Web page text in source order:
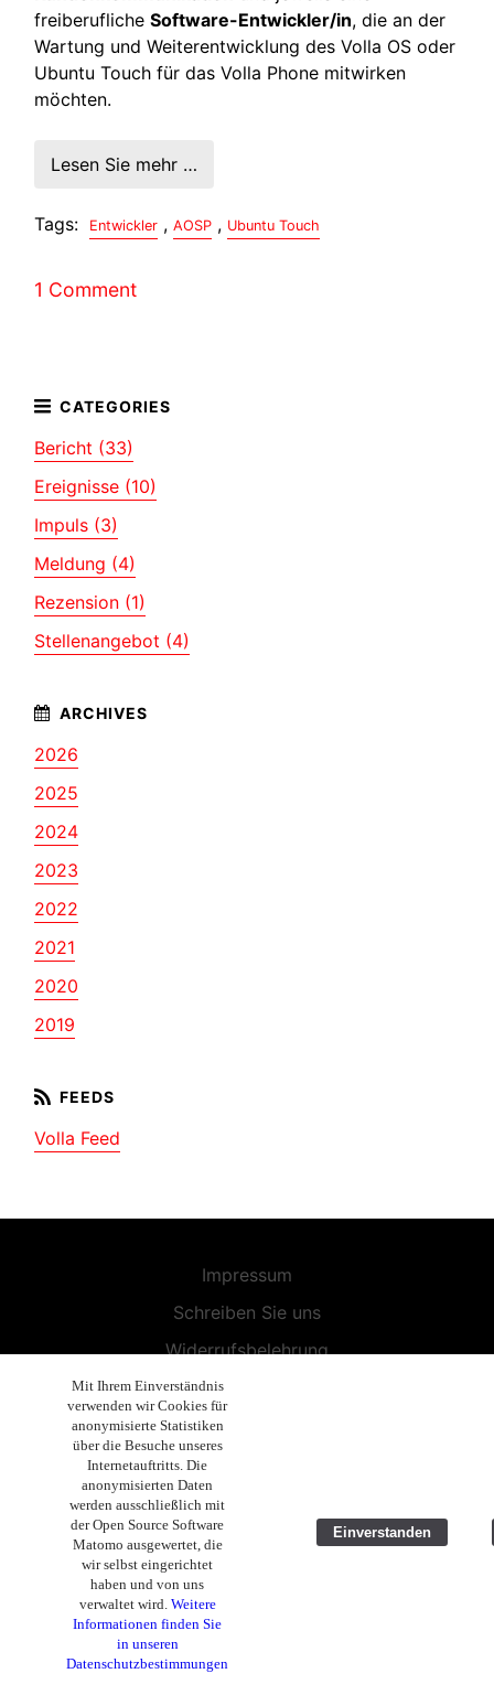
freiberuflicheSoftware-Entwickler/in, die an der
Wartung und Weiterentwicklung des Volla OS oder
Ubuntu Touch für das Volla Phone mitwirken
möchten.
Lesen Sie mehr …
Tags: Entwickler , AOSP , Ubuntu Touch
1 Comment
Bericht (33)
Ereignisse (10)
Impuls (3)
Meldung (4)
Rezension (1)
Stellenangebot (4)
2026
2025
2024
2023
2022
2021
2020
2019
Volla Feed
Impressum
Schreiben Sie uns
Widerrufsbelehrung
Allgemeine Geschäftsbedingungen
Endbenutzer-Lizenzvereinbarung
Datenschutzerklärung
Geschäftsethik
Copyright 2019 - 2026 Volla Systeme GmbH
Mit Ihrem Einverständnis
verwenden wir Cookies für
anonymisierte Statistiken
über die Besuche unseres
Internetauftritts. Die
anonymisierten Daten
werden ausschließlich mit
der Open Source Software
Matomo ausgewertet, die
wir selbst eingerichtet
haben und von uns
verwaltet wird. Weitere
Informationen finden Sie
in unseren
Datenschutzbestimmungen
Einverstanden